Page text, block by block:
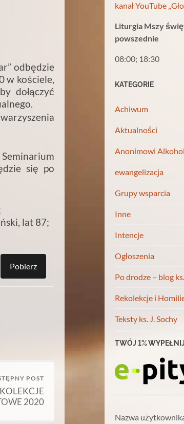
odbędzie
w kościele,
dołączyć
się po
lat 87;
Pobierz
POST
2020
kanał YouTube
Liturgia Mszy
powszednie
08:00; 18:30
KATEGORIE
Achiwum
Aktualności
Anonimowi
ewangelizacja
Grupy wsparcia
Inne
Intencje
Ogłoszenia
Po drodze – blog
Rekolekcje i
Teksty ks. J. Sochy
TWÓJ 1%
Nazwa